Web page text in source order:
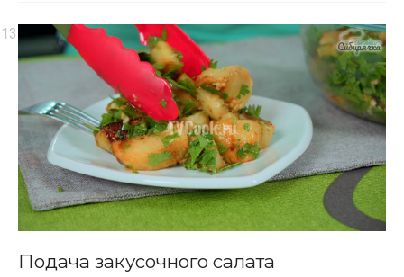
Подача закусочного салата